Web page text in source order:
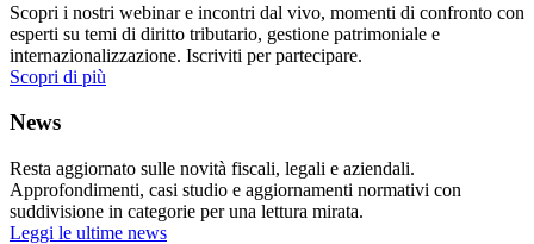
Scopri i nostri webinar e incontri dal vivo, momenti di confronto con
esperti su temi di diritto tributario, gestione patrimoniale e
internazionalizzazione. Iscriviti per partecipare.
Scopri di più
News
Resta aggiornato sulle novità fiscali, legali e aziendali.
Approfondimenti, casi studio e aggiornamenti normativi con
suddivisione in categorie per una lettura mirata.
Leggi le ultime news